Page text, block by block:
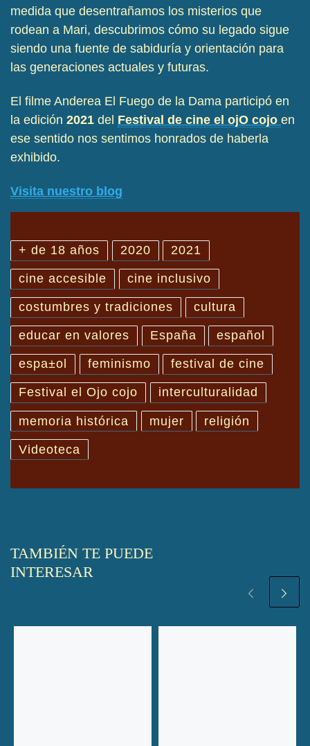
medida que desentrañamos los misterios que
rodean a Mari, descubrimos cómo su legado sigue
siendo una fuente de sabiduría y orientación para
las generaciones actuales y futuras.
El filme Anderea El Fuego de la Dama participó en
la edición 2021 del Festival de cine el ojO cojo en
ese sentido nos sentimos honrados de haberla
exhibido.
Visita nuestro blog
+ de 18 años 2020 2021
cine accesible cine inclusivo
costumbres y tradiciones cultura
educar en valores España español
espa±ol feminismo festival de cine
Festival el Ojo cojo interculturalidad
memoria histórica mujer religión
Videoteca
TAMBIÉN TE PUEDE
INTERESAR